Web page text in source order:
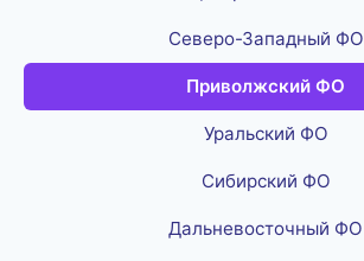
Северо-Западный ФО
Приволжский ФО
Уральский ФО
Сибирский ФО
Дальневосточный ФО